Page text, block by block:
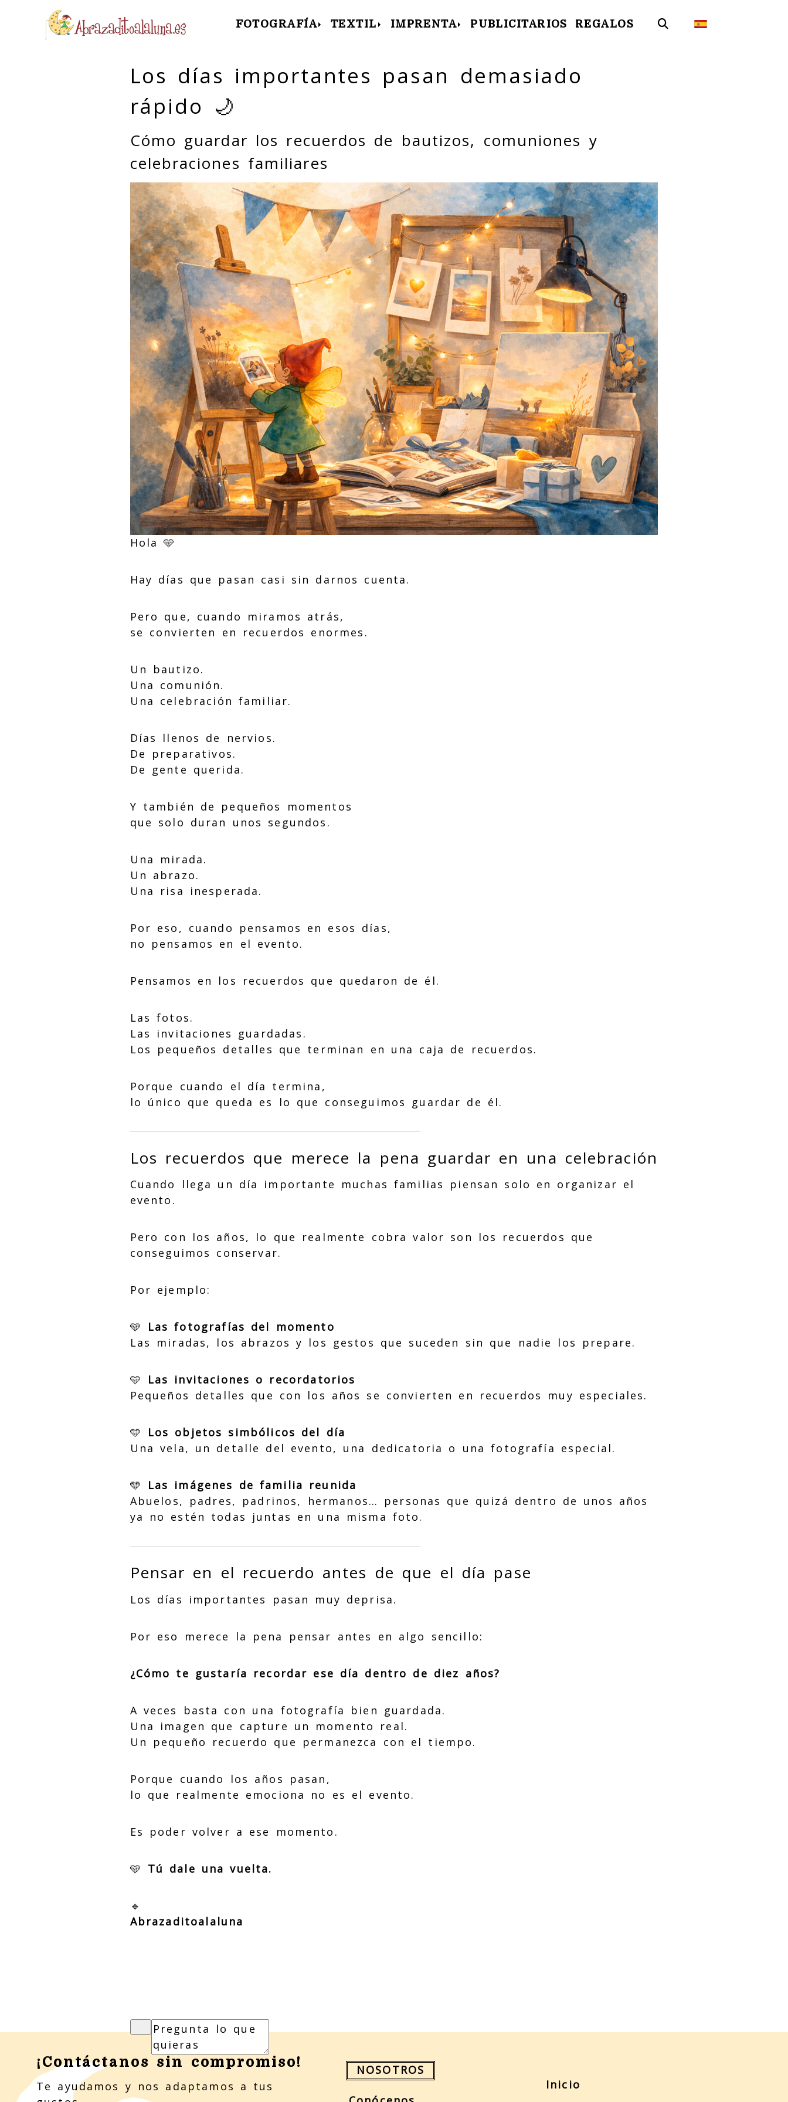
FOTOGRAFÍA TEXTIL IMPRENTA PUBLICITARIOS REGALOS
Los días importantes pasan demasiado
rápido 🌙
Cómo guardar los recuerdos de bautizos, comuniones y
celebraciones familiares
Hola 🩵
Hay días que pasan casi sin darnos cuenta.
Pero que, cuando miramos atrás,
se convierten en recuerdos enormes.
Un bautizo.
Una comunión.
Una celebración familiar.
Días llenos de nervios.
De preparativos.
De gente querida.
Y también de pequeños momentos
que solo duran unos segundos.
Una mirada.
Un abrazo.
Una risa inesperada.
Por eso, cuando pensamos en esos días,
no pensamos en el evento.
Pensamos en los recuerdos que quedaron de él.
Las fotos.
Las invitaciones guardadas.
Los pequeños detalles que terminan en una caja de recuerdos.
Porque cuando el día termina,
lo único que queda es lo que conseguimos guardar de él.
Los recuerdos que merece la pena guardar en una celebración
Cuando llega un día importante muchas familias piensan solo en organizar el
evento.
Pero con los años, lo que realmente cobra valor son los recuerdos que
conseguimos conservar.
Por ejemplo:
🩵 Las fotografías del momento
Las miradas, los abrazos y los gestos que suceden sin que nadie los prepare.
🩵 Las invitaciones o recordatorios
Pequeños detalles que con los años se convierten en recuerdos muy especiales.
🩵 Los objetos simbólicos del día
Una vela, un detalle del evento, una dedicatoria o una fotografía especial.
🩵 Las imágenes de familia reunida
Abuelos, padres, padrinos, hermanos… personas que quizá dentro de unos años
ya no estén todas juntas en una misma foto.
Pensar en el recuerdo antes de que el día pase
Los días importantes pasan muy deprisa.
Por eso merece la pena pensar antes en algo sencillo:
¿Cómo te gustaría recordar ese día dentro de diez años?
A veces basta con una fotografía bien guardada.
Una imagen que capture un momento real.
Un pequeño recuerdo que permanezca con el tiempo.
Porque cuando los años pasan,
lo que realmente emociona no es el evento.
Es poder volver a ese momento.
🩵 Tú dale una vuelta.
🔹
Abrazaditoalaluna
¡Contáctanos sin compromiso!
Te ayudamos y nos adaptamos a tus
NOSOTROS
Inicio